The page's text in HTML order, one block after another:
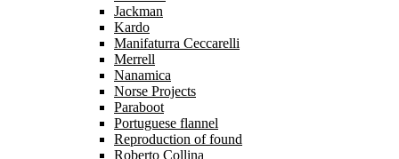
Jackman
Kardo
Manifaturra Ceccarelli
Merrell
Nanamica
Norse Projects
Paraboot
Portuguese flannel
Reproduction of found
Roberto Collina